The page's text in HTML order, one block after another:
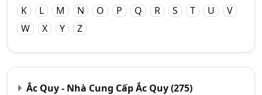
K
L M N O P Q R S T U
V
W
X Y Z
Ắc Quy - Nhà Cung Cấp Ắc Quy(275)